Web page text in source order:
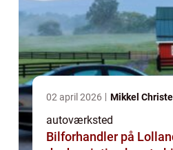
02 april 2026 Mikkel
autoværksted
Bilforhandler på